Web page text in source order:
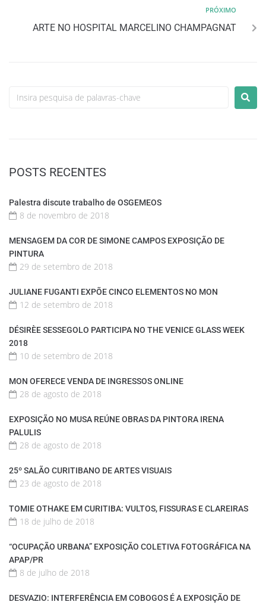
PRÓXIMO
ARTE NO HOSPITAL MARCELINO CHAMPAGNAT
POSTS RECENTES
Palestra discute trabalho de OSGEMEOS
8 de novembro de 2018
MENSAGEM DA COR DE SIMONE CAMPOS EXPOSIÇÃO DE
PINTURA
29 de setembro de 2018
JULIANE FUGANTI EXPÕE CINCO ELEMENTOS NO MON
12 de setembro de 2018
DÉSIRÈE SESSEGOLO PARTICIPA NO THE VENICE GLASS WEEK
2018
10 de setembro de 2018
MON OFERECE VENDA DE INGRESSOS ONLINE
28 de agosto de 2018
EXPOSIÇÃO NO MUSA REÚNE OBRAS DA PINTORA IRENA
PALULIS
28 de agosto de 2018
25º SALÃO CURITIBANO DE ARTES VISUAIS
23 de agosto de 2018
TOMIE OTHAKE EM CURITIBA: VULTOS, FISSURAS E CLAREIRAS
18 de julho de 2018
“OCUPAÇÃO URBANA” EXPOSIÇÃO COLETIVA FOTOGRÁFICA NA
APAP/PR
8 de julho de 2018
DESVAZIO: INTERFERÊNCIA EM COBOGOS É A EXPOSIÇÃO DE